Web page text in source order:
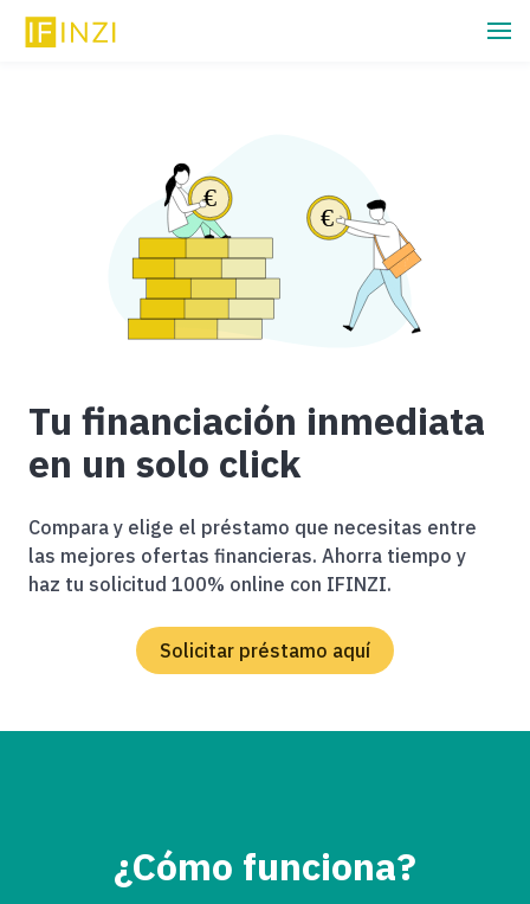
Tu financiación inmediata
en un solo click
Compara y elige el préstamo que necesitas entre
las mejores ofertas financieras. Ahorra tiempo y
haz tu solicitud 100% online con IFINZI.
Solicitar préstamo aquí
¿Cómo funciona?